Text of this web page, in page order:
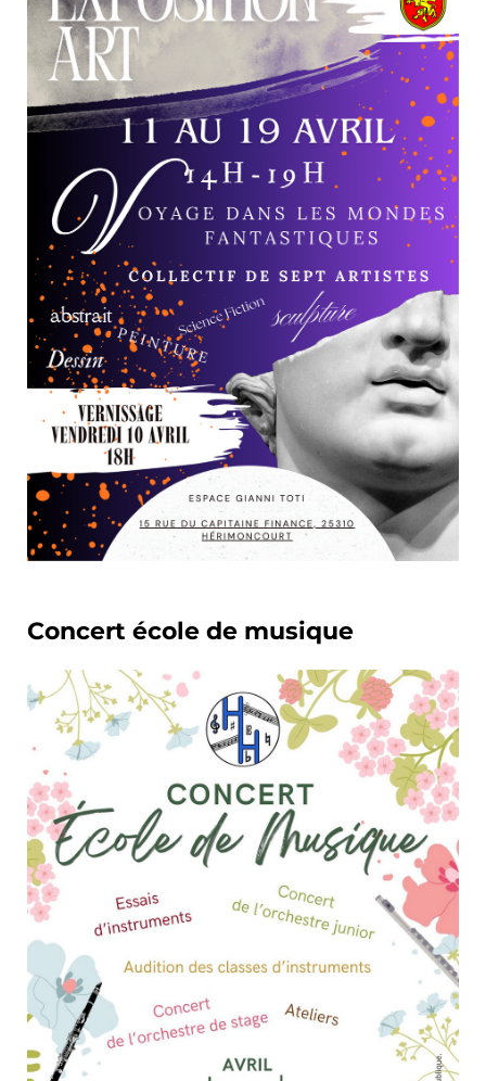
Concert école de musique